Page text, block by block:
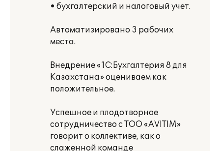
• бухгалтерский и налоговый учет.
Автоматизировано 3 рабочих
места.
Внедрение «1С:Бухгалтерия 8 для
Казахстана» оцениваем как
положительное.
Успешное и плодотворное
сотрудничество с ТОО «AVITIM»
говорит о коллективе, как о
слаженной команде